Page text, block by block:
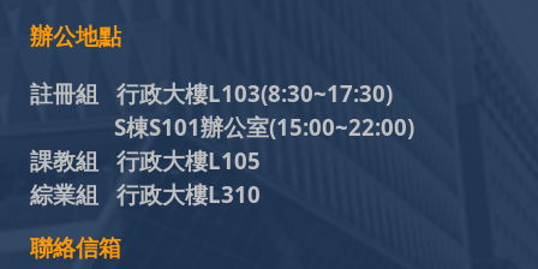
辦公地點
註冊組 行政大樓L103(8:30~17:30)
S棟S101辦公室(15:00~22:00)
課教組 行政大樓L105
綜業組 行政大樓L310
聯絡信箱